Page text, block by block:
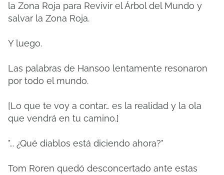
la Zona Roja para Revivir el Árbol del Mundo y
salvar la Zona Roja.
Y luego.
Las palabras de Hansoo lentamente resonaron
por todo el mundo.
[Lo que te voy a contar… es la realidad y la ola
que vendrá en tu camino.]
"... ¿Qué diablos está diciendo ahora?"
Tom Roren quedó desconcertado ante estas